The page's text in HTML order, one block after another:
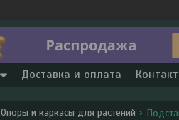
Доставка и оплата
Опоры и каркасы для растений